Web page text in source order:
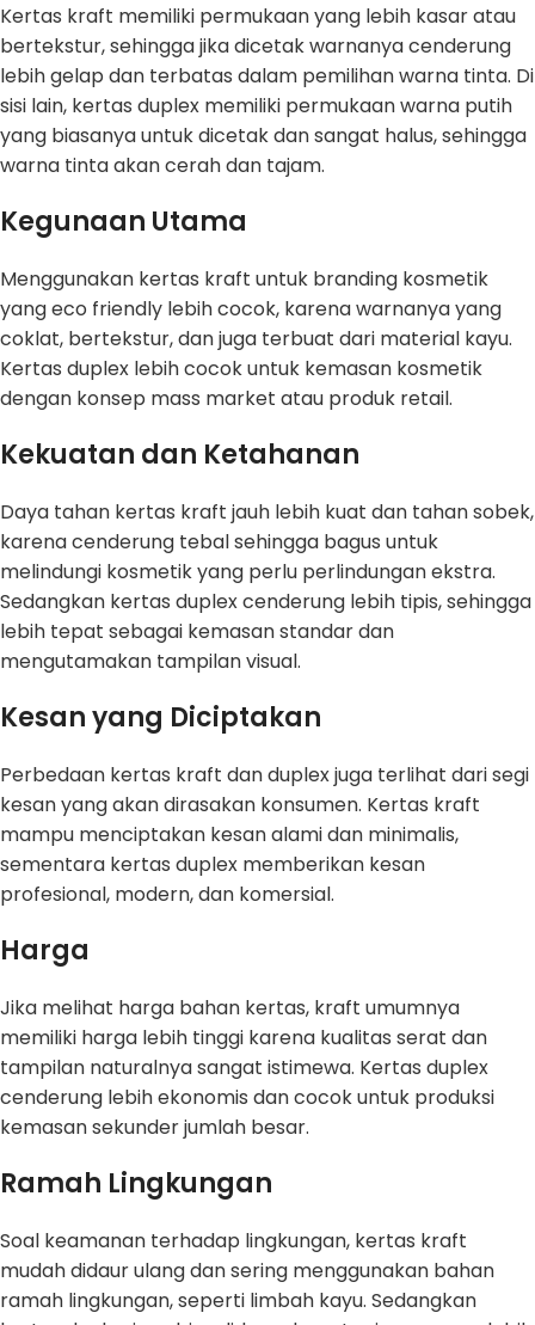
Kertas kraft memiliki permukaan yang lebih kasar atau
bertekstur, sehingga jika dicetak warnanya cenderung
lebih gelap dan terbatas dalam pemilihan warna tinta. Di
sisi lain, kertas duplex memiliki permukaan warna putih
yang biasanya untuk dicetak dan sangat halus, sehingga
warna tinta akan cerah dan tajam.
Kegunaan Utama
Menggunakan kertas kraft untuk branding kosmetik
yang eco friendly lebih cocok, karena warnanya yang
coklat, bertekstur, dan juga terbuat dari material kayu.
Kertas duplex lebih cocok untuk kemasan kosmetik
dengan konsep mass market atau produk retail.
Kekuatan dan Ketahanan
Daya tahan kertas kraft jauh lebih kuat dan tahan sobek,
karena cenderung tebal sehingga bagus untuk
melindungi kosmetik yang perlu perlindungan ekstra.
Sedangkan kertas duplex cenderung lebih tipis, sehingga
lebih tepat sebagai kemasan standar dan
mengutamakan tampilan visual.
Kesan yang Diciptakan
Perbedaan kertas kraft dan duplex juga terlihat dari segi
kesan yang akan dirasakan konsumen. Kertas kraft
mampu menciptakan kesan alami dan minimalis,
sementara kertas duplex memberikan kesan
profesional, modern, dan komersial.
Harga
Jika melihat harga bahan kertas, kraft umumnya
memiliki harga lebih tinggi karena kualitas serat dan
tampilan naturalnya sangat istimewa. Kertas duplex
cenderung lebih ekonomis dan cocok untuk produksi
kemasan sekunder jumlah besar.
Ramah Lingkungan
Soal keamanan terhadap lingkungan, kertas kraft
mudah didaur ulang dan sering menggunakan bahan
ramah lingkungan, seperti limbah kayu. Sedangkan